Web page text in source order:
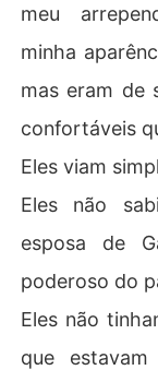
meu
minha
mas eram de
confortáveis
Eles viam
Eles não
esposa de
poderoso do
Eles não
que estavam